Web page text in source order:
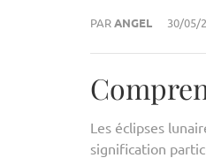
PARANGEL 30/05/
Les éclipses
signification